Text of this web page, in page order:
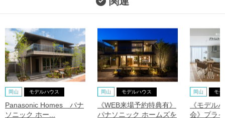
岡山 モデルハウス
Panasonic Homes パナ
ソニック ホー...
岡山 モデルハウス
《WEB来場予約特典有》
パナソニック ホームズを
岡山 モデ
《モデル
会》プラ